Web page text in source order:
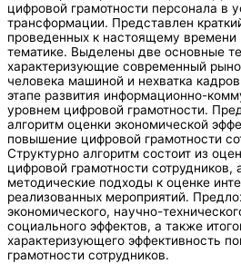
цифровой грамотности персонала в
трансформации. Представлен
проведенных к настоящему времени
тематике. Выделены две основные
характеризующие современный
человека машиной и нехватка
этапе развития информационно-
уровнем цифровой грамотности.
алгоритм оценки экономической
повышение цифровой грамотности
Структурно алгоритм состоит из
цифровой грамотности сотрудников,
методические подходы к оценке
реализованных мероприятий.
экономического, научно-
социального эффектов, а также
характеризующего эффективность
грамотности сотрудников.